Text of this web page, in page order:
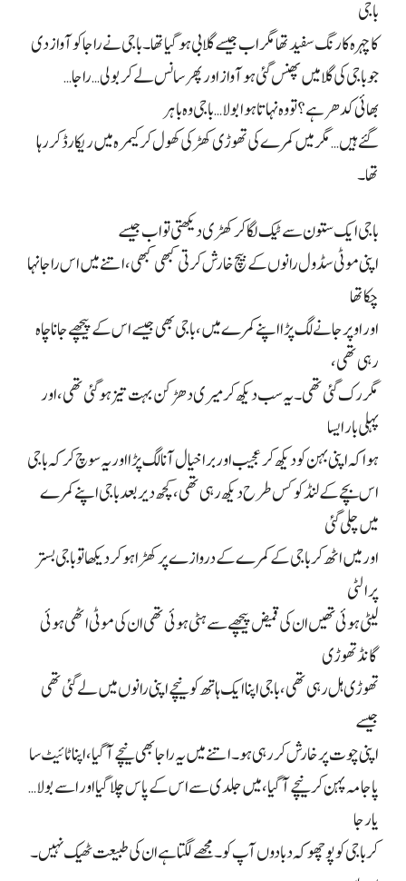
باجی
کا چہرہ کا رنگ سفید تھا مگر اب جیسے گلابی ہو گیا تھا۔ باجی نے راجا کو آواز دی
جو باجی کی گلا میں پھنس گئی ہو آواز اور پھر سانس لے کر بولی…راجا…
بھائی کدھر ہے؟ تو وہ نہاتا ہوا بولا… باجی وہ باہر
گئے ہیں… مگر میں کمرے کی تھوڑی کھڑکی کھول کر کیمرہ میں ریکارڈ کر رہا
تھا۔
باجی ایک ستون سے ٹیک لگا کر کھڑی دیکھتی تو اب جیسے
اپنی موٹی سڈول رانوں کے بیچ خارش کرتی کبھی کبھی، اتنے میں اس راجا نہا
چکا تھا
اور اوپر جانے لگ پڑا اپنے کمرے میں، باجی بھی جیسے اس کے پیچھے جانا چاہ
رہی تھی،
مگر رک گئی تھی۔ یہ سب دیکھ کر میری دھڑکن بہت تیز ہو گئی تھی، اور
پہلی بار ایسا
ہوا کہ اپنی بہن کو دیکھ کر عجیب اور برا خیال آنا لگ پڑا اور یہ سوچ کر کہ باجی
اس بچے کے لنڈ کو کس طرح دیکھ رہی تھی، کچھ دیر بعد باجی اپنے کمرے
میں چلی گئی
اور میں اٹھ کر باجی کے کمرے کے دروازے پر کھڑا ہو کر دیکھا تو باجی بستر
پر الٹی
لیٹی ہوئی تھیں ان کی قمیض پیچھے سے ہٹی ہوئی تھی ان کی موٹی اٹھی ہوئی
گانڈ تھوڑی
تھوڑی ہل رہی تھی، باجی اپنا ایک ہاتھ کو نیچے اپنی رانوں میں لے گئی تھی
جیسے
اپنی چوت پر خارش کر رہی ہو۔ اتنے میں یہ راجا بھی نیچے آ گیا، اپنا ٹائیٹ سا
پاجامہ پہن کر نیچے آ گیا، میں جلدی سے اس کے پاس چلا گیا اور اسے بولا…
یار جا
کر باجی کو پوچھو کہ دبا دوں آپ کو۔ مجھے لگتا ہے ان کی طبیعت ٹھیک نہیں۔